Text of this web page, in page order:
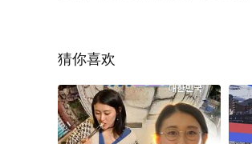
猜你喜欢